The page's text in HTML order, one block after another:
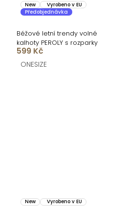
New
Vyrobeno v EU
Předobjednávka
Béžové letní trendy volné
kalhoty PEROLY s rozparky
599 Kč
ONESIZE
New Vyrobeno v EU